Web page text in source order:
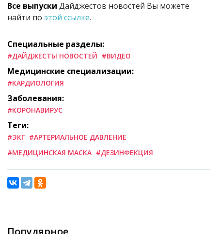
Все выпуски Дайджестов новостей Вы можете
найти по этой ссылке.
Специальные разделы:
#ДАЙДЖЕСТЫ НОВОСТЕЙ #ВИДЕО
Медицинские специализации:
#КАРДИОЛОГИЯ
Заболевания:
#КОРОНАВИРУС
Теги:
#ЭКГ #АРТЕРИАЛЬНОЕ ДАВЛЕНИЕ
#МЕДИЦИНСКАЯ МАСКА #ДЕЗИНФЕКЦИЯ
Популярное